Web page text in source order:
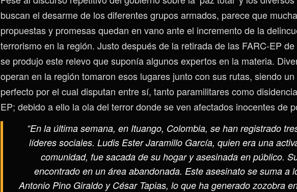
buscan el desarme de los diferentes grupos armados, parece que
propuestas y promesas quedan en vano ante el incremento de la
terrorismo en la región. Justo después de la retirada de las FARC-EP
se produjo este relevo que suponía algunos expertos en la materia.
operan en la región tomaron esos lugares junto con sus rutas, siendo
perfecto por el cual disputan entre sí, tanto paramilitares como
EP; debido a ello la ola del terror donde se ven afectados inocentes de
“En la última semana, en Ituango, Colombia, se han registrado
líderes sociales. Ludis Ester Jaramillo García, quien era una
comunidad, fue sacada de su hogar y asesinada en público.
encontrado en un área abandonada. Este asesinato se suma a
Antonio Pino Giraldo y César Tapias, lo que ha generado zozobra